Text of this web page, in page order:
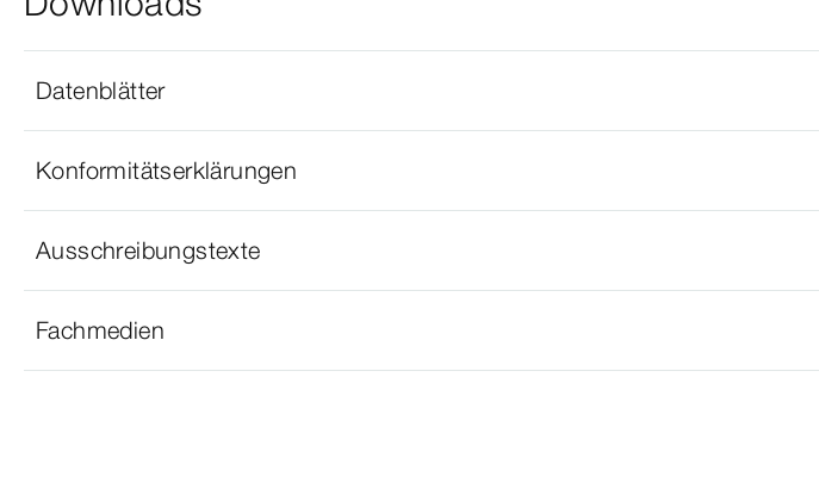
Datenblätter
Konformitätserklärungen
Ausschreibungstexte
Fachmedien